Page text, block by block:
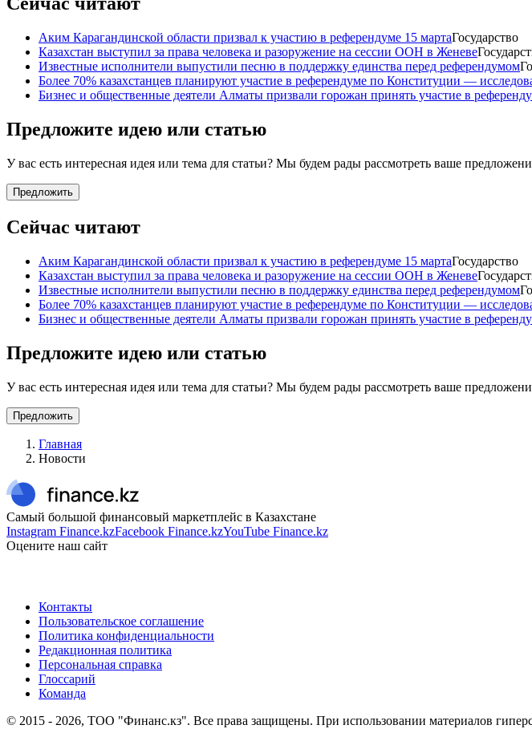
Аким Карагандинской области призвал к участию в референдуме 15 мартаГосударство
Казахстан выступил за права человека и разоружение на сессии ООН в Женеве
Известные исполнители выпустили песню в поддержку единства перед референдумом
Более 70% казахстанцев планируют участие в референдуме по Конституции —
Бизнес и общественные деятели Алматы призвали горожан принять участие в
Предложите идею или статью
У вас есть интересная идея или тема для статьи? Мы будем рады рассмотреть ваше
Предложить
Сейчас читают
Аким Карагандинской области призвал к участию в референдуме 15 мартаГосударство
Казахстан выступил за права человека и разоружение на сессии ООН в Женеве
Известные исполнители выпустили песню в поддержку единства перед референдумом
Более 70% казахстанцев планируют участие в референдуме по Конституции —
Бизнес и общественные деятели Алматы призвали горожан принять участие в
Предложите идею или статью
У вас есть интересная идея или тема для статьи? Мы будем рады рассмотреть ваше
Предложить
Главная
Новости
Самый большой финансовый маркетплейс в Казахстане
Instagram Finance.kzFacebook Finance.kzYouTube Finance.kz
Оцените наш сайт
Контакты
Пользовательское соглашение
Политика конфиденциальности
Редакционная политика
Персональная справка
Глоссарий
Команда
© 2015 - 2026, ТОО "Финанс.кз". Все права защищены. При использовании материалов